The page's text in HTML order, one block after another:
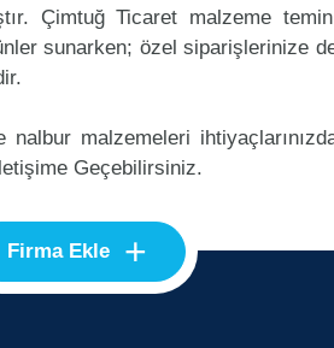
Çimtuğ Ticaret malzeme
sunarken; özel siparişlerinize
nalbur malzemeleri
Geçebilirsiniz.
Firma Ekle +